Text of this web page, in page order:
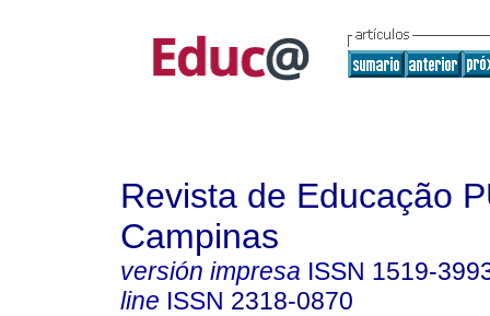
Revista de Educação
Campinas
versión impresa ISSN 1519-
line ISSN 2318-0870